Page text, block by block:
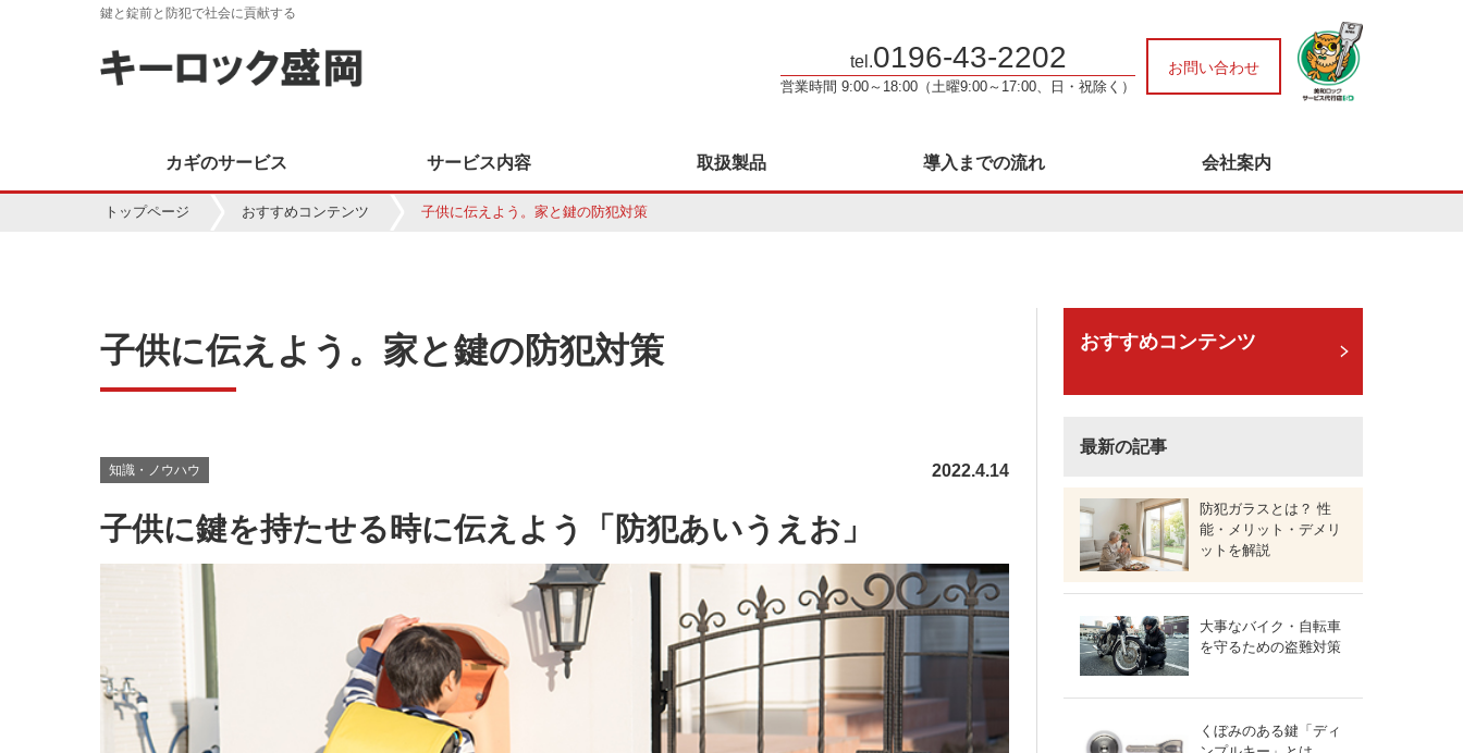
鍵と錠前と防犯で社会に貢献する
tel.0196-43-2202
営業時間 9:00～18:00（土曜9:00～17:00、日・祝除く）
お問い合わせ
カギのサービス サービス内容 取扱製品 導入までの流れ 会社案内
トップページ おすすめコンテンツ 子供に伝えよう。家と鍵の防犯対策
子供に伝えよう。家と鍵の防犯対策
知識・ノウハウ 2022.4.14
子供に鍵を持たせる時に伝えよう「防犯あいうえお」
おすすめコンテンツ
最新の記事
防犯ガラスとは？ 性
能・メリット・デメリ
ットを解説
大事なバイク・自転車
を守るための盗難対策
くぼみのある鍵「ディ